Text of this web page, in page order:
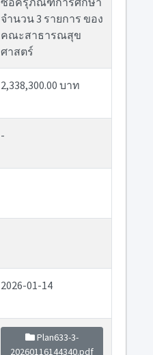
จำนวน 3 รายการ ของ
คณะสาธารณสุข
ศาสตร์
2,338,300.00 บาท
-
2026-01-14
Plan633-3-
20260116144340.pdf